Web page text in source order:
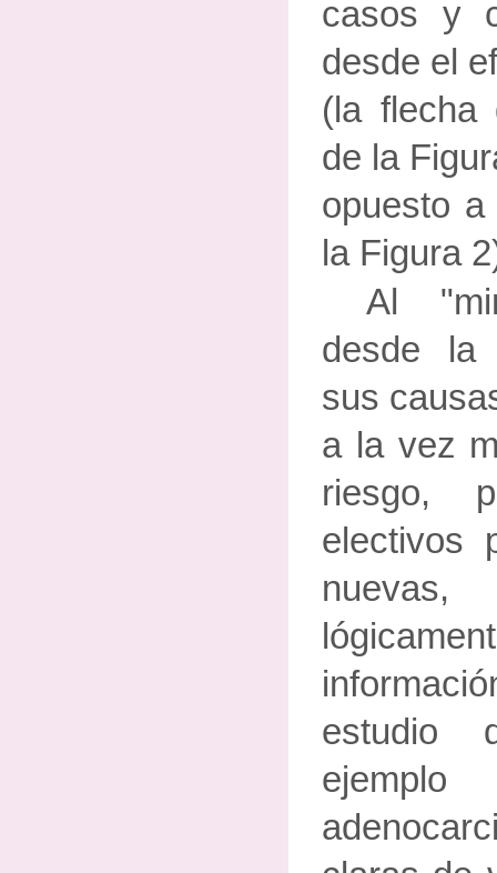
casos y
desde el
(la flecha
de la
opuesto
la Figura
Al
desde la
sus
a la vez
riesgo,
electivos
estudio